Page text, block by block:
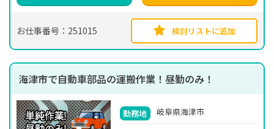
お仕事番号：251015 検討リストに追加
海津市で自動車部品の運搬作業！昼勤のみ！
勤務地 岐阜県海津市